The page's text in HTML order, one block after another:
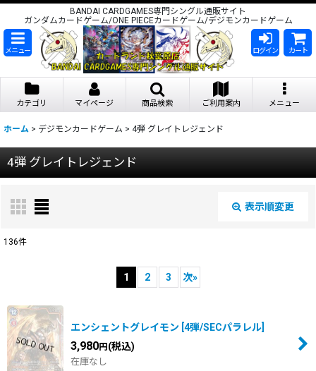
BANDAI CARDGAMES専門シングル通販サイト
ガンダムカードゲーム/ONE PIECEカードゲーム/デジモンカードゲーム
メニュー ログイン カート
カテゴリ マイページ 商品検索 ご利用案内 メニュー
ホーム > デジモンカードゲーム > 4弾 グレイトレジェンド
4弾 グレイトレジェンド
表示順変更
並び順:
136件
1 2 3 次»
エンシェントグレイモン 4弾/SECパラレル
3,980円 (税込)
在庫なし